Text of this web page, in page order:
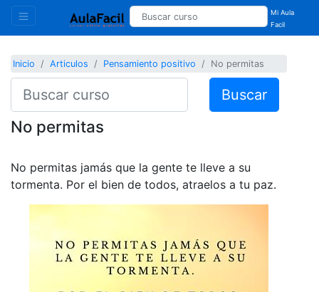
Mi Aula
Facil
Inicio Articulos Pensamiento positivo No permitas
Buscar
No permitas
No permitas jamás que la gente te lleve a su
tormenta. Por el bien de todos, atraelos a tu paz.